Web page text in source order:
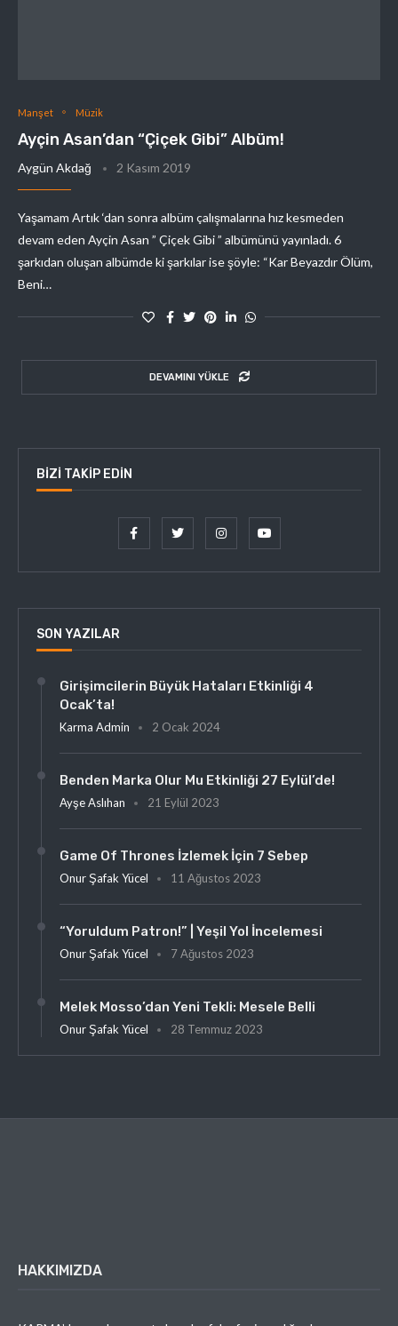
Manşet Müzik
Ayçin Asan’dan “Çiçek Gibi” Albüm!
Aygün Akdağ 2 Kasım 2019
Yaşamam Artık ‘dan sonra albüm çalışmalarına hız kesmeden
devam eden Ayçin Asan ” Çiçek Gibi ” albümünü yayınladı. 6
şarkıdan oluşan albümde ki şarkılar ise şöyle: “Kar Beyazdır Ölüm,
Beni…
DEVAMINI YÜKLE
BIZI TAKIP EDIN
SON YAZILAR
Girişimcilerin Büyük Hataları Etkinliği 4
Ocak’ta!
Karma Admin 2 Ocak 2024
Benden Marka Olur Mu Etkinliği 27 Eylül’de!
Ayşe Aslıhan 21 Eylül 2023
Game Of Thrones İzlemek İçin 7 Sebep
Onur Şafak Yücel 11 Ağustos 2023
“Yoruldum Patron!” | Yeşil Yol İncelemesi
Onur Şafak Yücel 7 Ağustos 2023
Melek Mosso’dan Yeni Tekli: Mesele Belli
Onur Şafak Yücel 28 Temmuz 2023
HAKKIMIZDA